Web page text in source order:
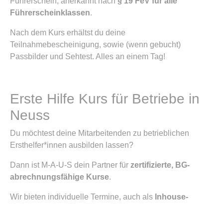
Führerscheinklassen.
Nach dem Kurs erhältst du deine
Teilnahmebescheinigung, sowie (wenn gebucht)
Passbilder und Sehtest. Alles an einem Tag!
Erste Hilfe Kurs für Betriebe in
Neuss
Du möchtest deine Mitarbeitenden zu betrieblichen
Ersthelfer*innen ausbilden lassen?
Dann ist M-A-U-S dein Partner für zertifizierte, BG-
abrechnungsfähige Kurse.
Wir bieten individuelle Termine, auch als Inhouse-